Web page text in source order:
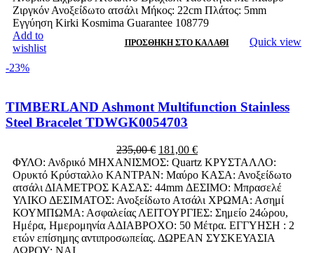
Ζιργκόν Ανοξείδωτο ατσάλι Μήκος: 22cm Πλάτος: 5mm
Εγγύηση Kirki Kosmima Guarantee 108779
Add to
wishlist
ΠΡΟΣΘΉΚΗ ΣΤΟ ΚΑΛΆΘΙ Quick view
-23%
TIMBERLAND Ashmont Multifunction Stainless
Steel Bracelet TDWGK0054703
235,00€ Original
price
was:
235,00 €.
181,00 €Η
τρέχουσα
τιμή
είναι:
181,00 €.
ΦΥΛΟ: Ανδρικό ΜΗΧΑΝΙΣΜΟΣ: Quartz ΚΡΥΣΤΑΛΛΟ:
Ορυκτό Κρύσταλλο ΚΑΝΤΡΑΝ: Μαύρο ΚΑΣΑ: Ανοξείδωτο
ατσάλι ΔΙΑΜΕΤΡΟΣ ΚΑΣΑΣ: 44mm ΔΕΣΙΜΟ: Μπρασελέ
ΥΛΙΚΟ ΔΕΣΙΜΑΤΟΣ: Ανοξείδωτο Ατσάλι ΧΡΩΜΑ: Ασημί
ΚΟΥΜΠΩΜΑ: Ασφαλείας ΛΕΙΤΟΥΡΓΙΕΣ: Σημείο 24ώρου,
Ημέρα, Ημερομηνία ΑΔΙΑΒΡΟΧΟ: 50 Μέτρα. ΕΓΓΥΗΣΗ : 2
ετών επίσημης αντιπροσωπείας. ΔΩΡΕΑΝ ΣΥΣΚΕΥΑΣΙΑ